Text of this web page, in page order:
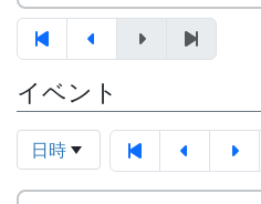
あまごつかみ
川に放流さ
る。
案山子作り
案山子を作っ
ています。
されました
っぱりやりま
10月9日（土）
五霊神社秋祭り（
10月10日（日）
岩座神は「日本の棚田百選
1997年から岩座神では「
まりました。
イベント
日時